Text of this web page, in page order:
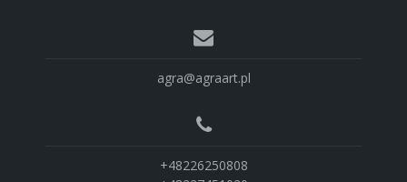
agra@agraart.pl
+48226250808